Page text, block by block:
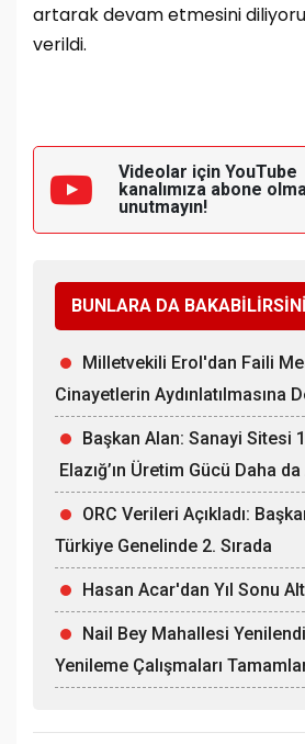
artarak devam etmesini
verildi.
Videolar için YouTube
kanalımıza abone
unutmayın!
BUNLARA DA
Milletvekili Erol'dan Faili
Cinayetlerin Aydınlatılmasına
Başkan Alan: Sanayi Sitesi
Elazığ’ın Üretim Gücü Daha
ORC Verileri Açıkladı:
Türkiye Genelinde 2. Sırada
Hasan Acar'dan Yıl Sonu
Nail Bey Mahallesi Yenilendi
Yenileme Çalışmaları